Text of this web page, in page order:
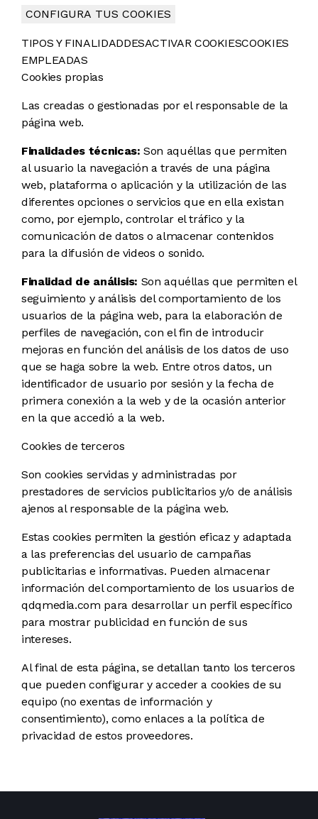
CONFIGURA TUS COOKIES
TIPOS Y FINALIDADDESACTIVAR COOKIESCOOKIES
EMPLEADAS
Cookies propias
Las creadas o gestionadas por el responsable de la
página web.
Finalidades técnicas: Son aquéllas que permiten
al usuario la navegación a través de una página
web, plataforma o aplicación y la utilización de las
diferentes opciones o servicios que en ella existan
como, por ejemplo, controlar el tráfico y la
comunicación de datos o almacenar contenidos
para la difusión de videos o sonido.
Finalidad de análisis: Son aquéllas que permiten el
seguimiento y análisis del comportamiento de los
usuarios de la página web, para la elaboración de
perfiles de navegación, con el fin de introducir
mejoras en función del análisis de los datos de uso
que se haga sobre la web. Entre otros datos, un
identificador de usuario por sesión y la fecha de
primera conexión a la web y de la ocasión anterior
en la que accedió a la web.
Cookies de terceros
Son cookies servidas y administradas por
prestadores de servicios publicitarios y/o de análisis
ajenos al responsable de la página web.
Estas cookies permiten la gestión eficaz y adaptada
a las preferencias del usuario de campañas
publicitarias e informativas. Pueden almacenar
información del comportamiento de los usuarios de
qdqmedia.com para desarrollar un perfil específico
para mostrar publicidad en función de sus
intereses.
Al final de esta página, se detallan tanto los terceros
que pueden configurar y acceder a cookies de su
equipo (no exentas de información y
consentimiento), como enlaces a la política de
privacidad de estos proveedores.